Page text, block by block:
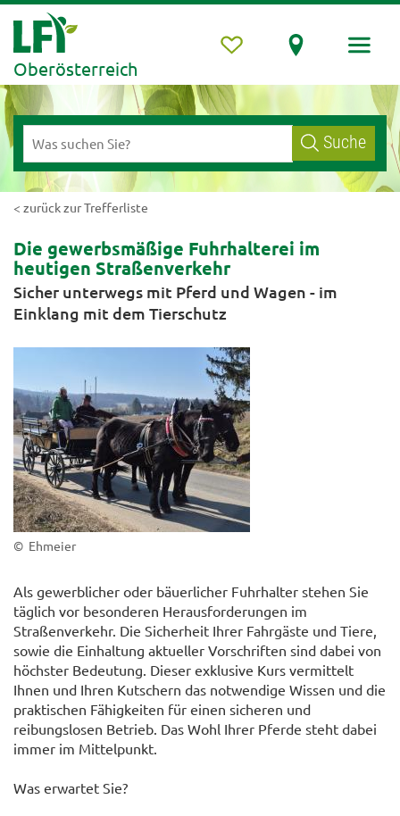
Oberösterreich
Suche
< zurück zur Trefferliste
Die gewerbsmäßige Fuhrhalterei im
heutigen Straßenverkehr
Sicher unterwegs mit Pferd und Wagen - im
Einklang mit dem Tierschutz
© Ehmeier
Als gewerblicher oder bäuerlicher Fuhrhalter stehen Sie
täglich vor besonderen Herausforderungen im
Straßenverkehr. Die Sicherheit Ihrer Fahrgäste und Tiere,
sowie die Einhaltung aktueller Vorschriften sind dabei von
höchster Bedeutung. Dieser exklusive Kurs vermittelt
Ihnen und Ihren Kutschern das notwendige Wissen und die
praktischen Fähigkeiten für einen sicheren und
reibungslosen Betrieb. Das Wohl Ihrer Pferde steht dabei
immer im Mittelpunkt.
Was erwartet Sie?